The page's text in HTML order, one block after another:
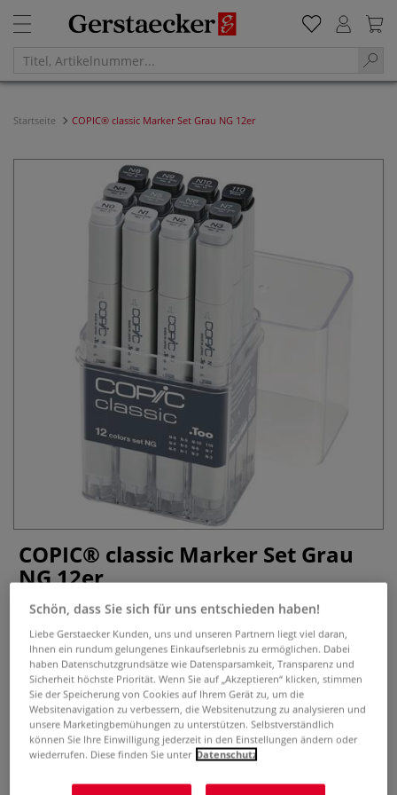
Startseite COPIC® classic Marker Set Grau NG 12er
COPIC® classic Marker Set Grau
NG 12er
0 Bewertungen
COPIC® Marker classic ist Europas Marker Nr.1! Erfahrene
Designer entwickelten spezielle COPIC® Themensets. Mit
nur 12 COPIC® (11 Farben plus Schwarz) lassen sich
spezifische Themen-Bereiche komplett darstellen.
Mehr
77,29 €
inklusive 19% bzw. 7% MwSt,
Schön, dass Sie sich für uns entschieden haben!
Liebe Gerstaecker Kunden, uns und unseren Partnern liegt viel daran,
Ihnen ein rundum gelungenes Einkaufserlebnis zu ermöglichen. Dabei
haben Datenschutzgrundsätze wie Datensparsamkeit, Transparenz und
Sicherheit höchste Priorität. Wenn Sie auf „Akzeptieren“ klicken, stimmen
Sie der Speicherung von Cookies auf Ihrem Gerät zu, um die
Websitenavigation zu verbessern, die Websitenutzung zu analysieren und
unsere Marketingbemühungen zu unterstützen. Selbstverständlich
können Sie Ihre Einwilligung jederzeit in den Einstellungen ändern oder
wiederrufen. Diese finden Sie unter Datenschutz